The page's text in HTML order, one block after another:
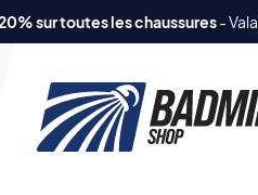
sur toutes les chaussures-